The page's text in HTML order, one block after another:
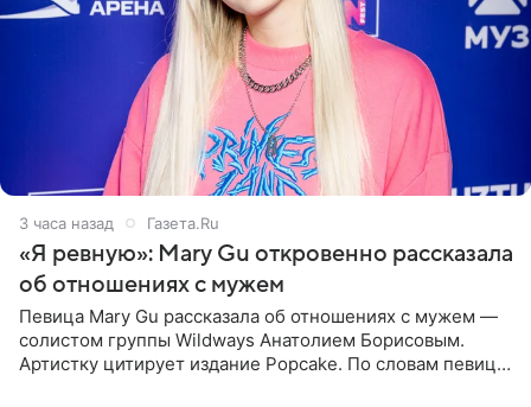
3 часа назад Газета.Ru
«Я ревную»: Mary Gu откровенно рассказала
об отношениях с мужем
Певица Mary Gu рассказала об отношениях с мужем —
солистом группы Wildways Анатолием Борисовым.
Артистку цитирует издание Popcake. По словам певицы,